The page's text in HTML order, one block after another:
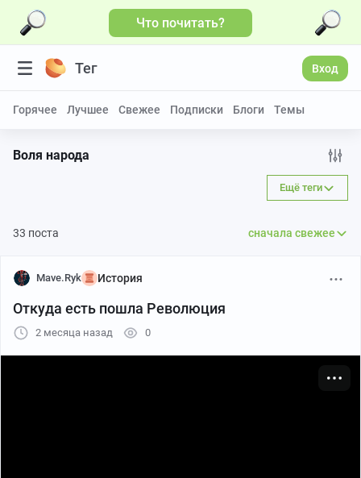
Что почитать?
Тег Вход
Горячее Лучшее Свежее Подписки Блоги Темы
Воля народа
Ещё теги
33 поста сначала свежее
Mave.Ryk История
Откуда есть пошла Революция
2 месяца назад 0
Больше видео